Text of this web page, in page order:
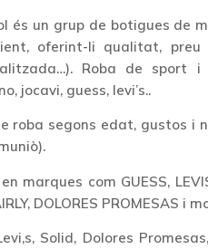
és un grup de botigues de
oferint-li qualitat,
Roba de sport
jocavi, guess, levi’s..
roba segons edat, gustos i
marques com GUESS,
DOLORES PROMESAS i
Solid, Dolores